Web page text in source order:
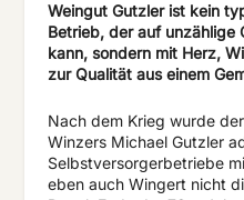
Weingut Gutzler ist kein
Betrieb, der auf unzählige
kann, sondern mit Herz,
zur Qualität aus einem
Nach dem Krieg wurde
Winzers Michael Gutzler
Selbstversorgerbetriebe
eben auch Wingert nicht